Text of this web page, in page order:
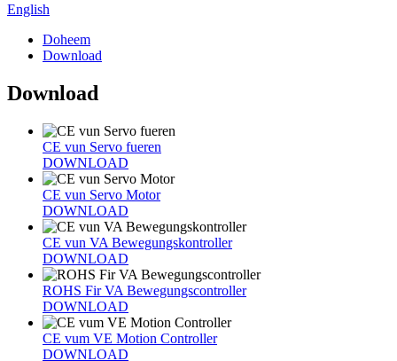
English
Doheem
Download
Download
CE vun Servo fueren
DOWNLOAD
CE vun Servo Motor
DOWNLOAD
CE vun VA Bewegungskontroller
DOWNLOAD
ROHS Fir VA Bewegungscontroller
DOWNLOAD
CE vum VE Motion Controller
DOWNLOAD